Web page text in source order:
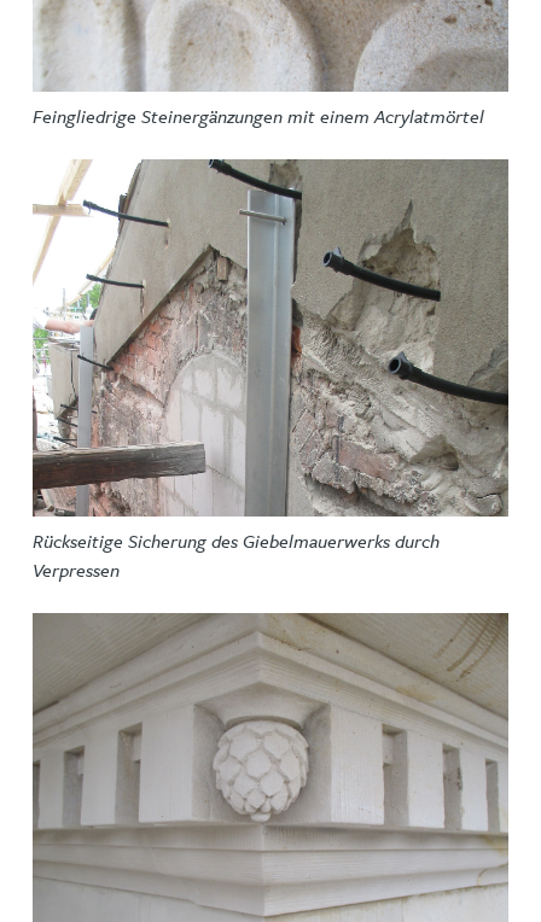
Feingliedrige Steinergänzungen mit einem Acrylatmörtel
Rückseitige Sicherung des Giebelmauerwerks durch
Verpressen